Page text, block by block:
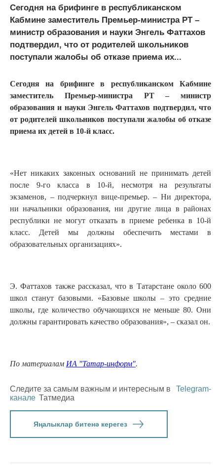
Сегодня на брифинге в республиканском
Кабмине заместитель Премьер-министра РТ –
министр образования и науки Энгель Фаттахов
подтвердил, что от родителей школьников
поступали жалобы об отказе приема их...
Сегодня на брифинге в республиканском Кабмине
заместитель Премьер-министра РТ – министр
образования и науки Энгель Фаттахов подтвердил, что
от родителей школьников поступали жалобы об отказе
приема их детей в 10-й класс.
«Нет никаких законных оснований не принимать детей
после 9-го класса в 10-й, несмотря на результаты
экзаменов, – подчеркнул вице-премьер. – Ни директора,
ни начальники образования, ни другие лица в районах
республики не могут отказать в приеме ребенка в 10-й
класс. Детей мы должны обеспечить местами в
образовательных организациях».
Э. Фаттахов также рассказал, что в Татарстане около 600
школ станут базовыми. «Базовые школы – это средние
школы, где количество обучающихся не меньше 80. Они
должны гарантировать качество образования», – сказал он.
По материалам ИА "Татар-информ".
Следите за самым важным и интересным в
Telegram-
канале Татмедиа
Яңалыклар битенә керегез